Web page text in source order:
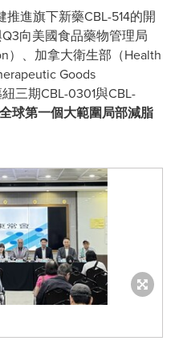
進旗下新藥CBL-514的開
向美國食品藥物管理局
）、加拿大衛生部（Health
Goods
三期CBL-0301與CBL-
全球第一個大範圍局部減脂